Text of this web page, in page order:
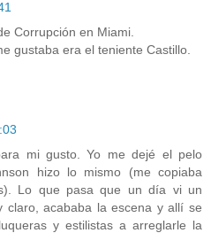
Corrupción en Miami.
gustaba era el teniente Castillo.
mi gusto. Yo me dejé el pelo
hizo lo mismo (me copiaba
Lo que pasa que un día vi un
claro, acababa la escena y allí se
y estilistas a arreglarle la